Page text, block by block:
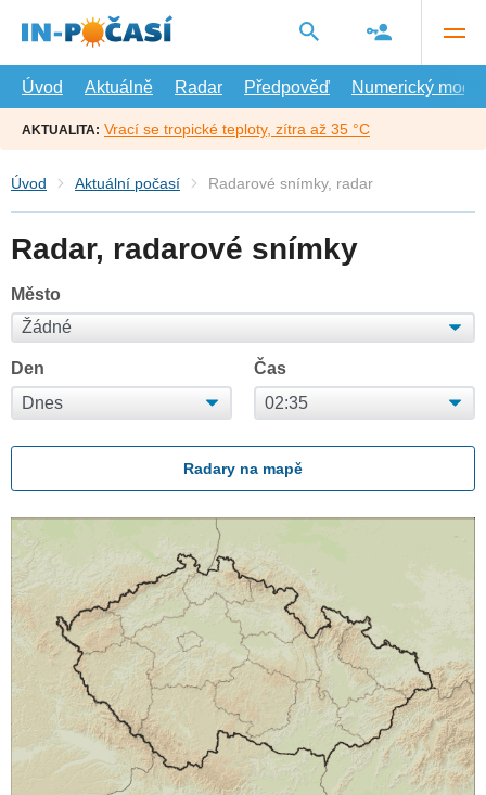
hlavní
Úvod
Aktuálně Radar Předpověď Numerický model
AKTUALITA: Vrací se tropické teploty, zítra až 35 °C
Úvod Aktuální počasí Radarové snímky, radar
Radar, radarové snímky
Město
Den Čas
Radary na mapě